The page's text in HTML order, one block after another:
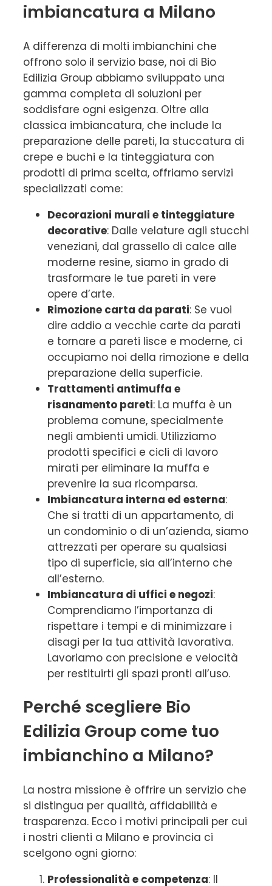
imbiancatura a Milano
A differenza di molti imbianchini che
offrono solo il servizio base, noi di Bio
Edilizia Group abbiamo sviluppato una
gamma completa di soluzioni per
soddisfare ogni esigenza. Oltre alla
classica imbiancatura, che include la
preparazione delle pareti, la stuccatura di
crepe e buchi e la tinteggiatura con
prodotti di prima scelta, offriamo servizi
specializzati come:
Decorazioni murali e tinteggiature
decorative: Dalle velature agli stucchi
veneziani, dal grassello di calce alle
moderne resine, siamo in grado di
trasformare le tue pareti in vere
opere d’arte.
Rimozione carta da parati: Se vuoi
dire addio a vecchie carte da parati
e tornare a pareti lisce e moderne, ci
occupiamo noi della rimozione e della
preparazione della superficie.
Trattamenti antimuffa e
risanamento pareti: La muffa è un
problema comune, specialmente
negli ambienti umidi. Utilizziamo
prodotti specifici e cicli di lavoro
mirati per eliminare la muffa e
prevenire la sua ricomparsa.
Imbiancatura interna ed esterna:
Che si tratti di un appartamento, di
un condominio o di un’azienda, siamo
attrezzati per operare su qualsiasi
tipo di superficie, sia all’interno che
all’esterno.
Imbiancatura di uffici e negozi:
Comprendiamo l’importanza di
rispettare i tempi e di minimizzare i
disagi per la tua attività lavorativa.
Lavoriamo con precisione e velocità
per restituirti gli spazi pronti all’uso.
Perché scegliere Bio
Edilizia Group come tuo
imbianchino a Milano?
La nostra missione è offrire un servizio che
si distingua per qualità, affidabilità e
trasparenza. Ecco i motivi principali per cui
i nostri clienti a Milano e provincia ci
scelgono ogni giorno:
Professionalità e competenza: Il